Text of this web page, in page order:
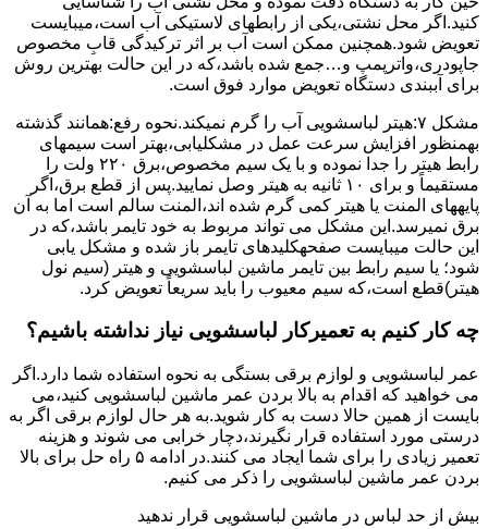
کنید.اﮔﺮ ﻣﺤﻞ نشتی،ﯾﮑﯽ از رابطهای ﻻﺳﺘﯿﮑﯽ آب اﺳﺖ،میبایست
ﺗﻌﻮﯾﺾ شود.همچنین ﻣﻤﮑﻦ اﺳﺖ آب بر اثر ﺗﺮﮐﯿﺪﮔﯽ قابِ ﻣﺨﺼﻮص
ﺟﺎﭘﻮدری،واترپمپ و…جمع شده ﺑﺎﺷﺪ،ﮐﻪ در این حالت بهترین روش
برای آببندی دستگاه ﺗﻌﻮﯾﺾ ﻣﻮارد ﻓﻮق اﺳﺖ.
مشکل ۷:ﻫﯿﺘﺮ لباسشویی آب را ﮔﺮم نمیکند.نحوه رﻓﻊ:ﻫﻤﺎﻧﻨﺪ ﮔﺬﺷﺘﻪ
بهمنظور اﻓﺰاﯾﺶ ﺳﺮﻋﺖ ﻋﻤﻞ در مشکلیابی،بهتر است سیمهای
راﺑﻂ ﻫﯿﺘﺮ را ﺟﺪا ﻧﻤﻮده و ﺑﺎ ﯾﮏ ﺳﯿﻢ ﻣﺨﺼﻮص،برق ۲۲۰ ولت را
مستقیماً و برای ۱۰ ﺛﺎﻧﯿﻪ ﺑﻪ ﻫﯿﺘﺮ وصل نمایید.ﭘﺲ از ﻗﻄﻊ ﺑﺮق،اﮔﺮ
پایههای اﻟﻤﻨﺖ یا هیتر کمی ﮔﺮم ﺷﺪه اند،اﻟﻤﻨﺖ ﺳﺎﻟﻢ است اما ﺑﻪ آن
ﺑﺮق نمیرسد.اﯾﻦ ﻣﺸﮑﻞ می تواند مربوط به ﺧﻮد ﺗﺎﯾﻤﺮ باشد،ﮐﻪ در
این حالت میبایست صفحهکلیدهای ﺗﺎﯾﻤﺮ باز شده و مشکل یابی
شود؛ ﯾﺎ ﺳﯿﻢ راﺑﻂ ﺑﯿﻦ ﺗﺎﯾﻤﺮ ماشین لباسشویی و ﻫﯿﺘﺮ (سیم ﻧﻮل
ﻫﯿﺘﺮ)ﻗﻄﻊ اﺳﺖ،ﮐﻪ ﺳﯿﻢ ﻣﻌﯿﻮب را ﺑﺎﯾﺪ سریعاً ﺗﻌﻮﯾﺾ کرد.
چه کار کنیم به تعمیرکار لباسشویی نیاز نداشته باشیم؟
عمر لباسشویی و لوازم برقی بستگی به نحوه استفاده شما دارد.اگر
می خواهید که اقدام به بالا بردن عمر ماشین لباسشویی کنید،می
بایست از همین حالا دست به کار شوید.به هر حال لوازم برقی اگر به
درستی مورد استفاده قرار نگیرند،دچار خرابی می شوند و هزینه
تعمیر زیادی را برای شما ایجاد می کنند.در ادامه ۵ راه حل برای بالا
بردن عمر ماشین لباسشویی را ذکر می کنیم.
بیش از حد لباس در ماشین لباسشویی قرار ندهید